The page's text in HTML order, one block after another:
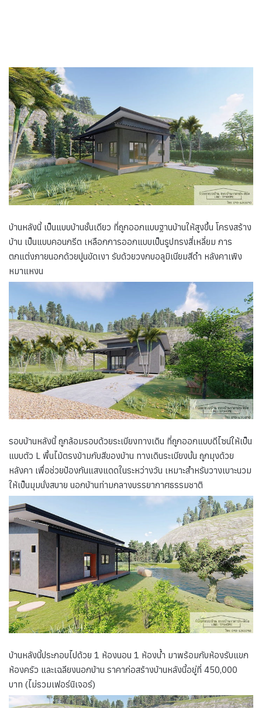
บ้านหลังนี้ เป็นแบบบ้านชั้นเดียว ที่ถูกออกแบบฐานบ้านให้สูงขึ้น โครงสร้าง
บ้าน เป็นแบบคอนกรีต เหลือกการออกแบบเป็นรูปทรงสี่เหลี่ยม การ
ตกแต่งภายนอกด้วยปูนขัดเงา รับด้วยวงกบอลูมิเนียมสีดำ หลังคาเพิง
หมาแหงน
รอบบ้านหลังนี้ ถูกล้อมรอบด้วยระเบียงทางเดิน ที่ถูกออกแบบดีไซน์ให้เป็น
แบบตัว L พื้นไม้ตรงข้ามกับสีของบ้าน ทางเดินระเบียงนั้น ถูกมุงด้วย
หลังคา เพื่อช่วยป้องกันแสงแดดในระหว่างวัน เหมาะสำหรับวางเบาะนวม
ให้เป็นมุมนั่งสบาย นอกบ้านท่ามกลางบรรยากาศธรรมชาติ
บ้านหลังนี้ประกอบไปด้วย 1 ห้องนอน 1 ห้องน้ำ มาพร้อมกับห้องรับแขก
ห้องครัว และเฉลียงนอกบ้าน ราคาก่อสร้างบ้านหลังนี้อยู่ที่ 450,000
บาท (ไม่รวมเฟอร์นิเจอร์)